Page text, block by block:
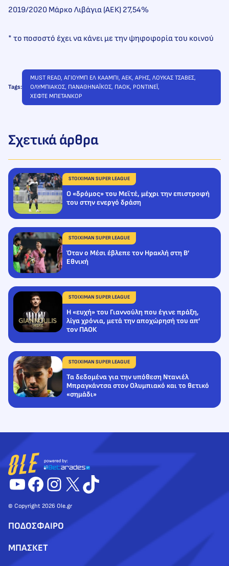
2019/2020 Μάρκο Λιβάγια (ΑΕΚ) 27,54%
* το ποσοστό έχει να κάνει με την ψηφοφορία του κοινού
Tags:
MUST READ, ΑΓΙΟΥΜΠ ΕΛ ΚΑΑΜΠΙ, ΑΕΚ, ΑΡΗΣ, ΛΟΥΚΑΣ ΤΣΑΒΕΣ
ΟΛΥΜΠΙΑΚΟΣ, ΠΑΝΑΘΗΝΑΪΚΟΣ, ΠΑΟΚ, ΡΟΝΤΙΝΕΪ
ΧΕΦΤΕ ΜΠΕΤΑΝΚΟΡ
Σχετικά άρθρα
STOIXIMAN SUPER LEAGUE
O «δρόμος» του Μεϊτέ, μέχρι την επιστροφή
του στην ενεργό δράση
STOIXIMAN SUPER LEAGUE
Όταν ο Μέσι έβλεπε τον Ηρακλή στη Β’
Εθνική
STOIXIMAN SUPER LEAGUE
Η «ευχή» του Γιαννούλη που έγινε πράξη,
λίγα χρόνια, μετά την αποχώρησή του απ’
τον ΠΑΟΚ
STOIXIMAN SUPER LEAGUE
Τα δεδομένα για την υπόθεση Ντανιέλ
Μπραγκάντσα στον Ολυμπιακό και το θετικό
«σημάδι»
YouTube
Facebook
Instagram
X TikTok
© Copyright 2026 Ole.gr
ΠΟΔΟΣΦΑΙΡΟ
ΜΠΑΣΚΕΤ